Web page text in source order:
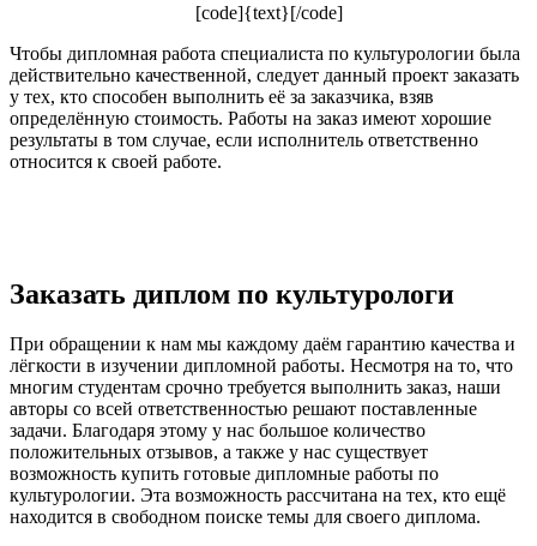
[code]{text}[/code]
Чтобы дипломная работа специалиста по культурологии была
действительно качественной, следует данный проект заказать
у тех, кто способен выполнить её за заказчика, взяв
определённую стоимость. Работы на заказ имеют хорошие
результаты в том случае, если исполнитель ответственно
относится к своей работе.
Заказать диплом по культурологи
При обращении к нам мы каждому даём гарантию качества и
лёгкости в изучении дипломной работы. Несмотря на то, что
многим студентам срочно требуется выполнить заказ, наши
авторы со всей ответственностью решают поставленные
задачи. Благодаря этому у нас большое количество
положительных отзывов, а также у нас существует
возможность купить готовые дипломные работы по
культурологии. Эта возможность рассчитана на тех, кто ещё
находится в свободном поиске темы для своего диплома.